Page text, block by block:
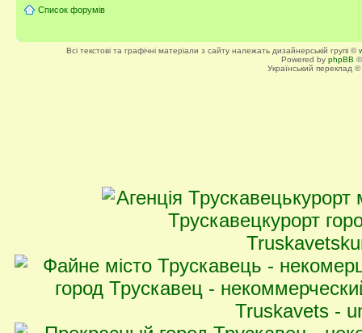
Список форумів
Всі текстові та графічні матеріали з сайту належать дизайнерській групі ©
Powered by phpBB
Український переклад